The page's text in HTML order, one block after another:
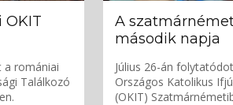
a romániai
Találkozó
A
második napja
Július 26-án
Országos Katolikus
(OKIT)